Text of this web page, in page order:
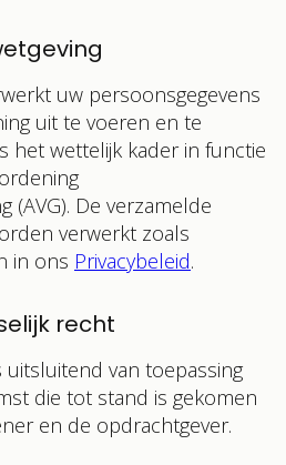
uw persoonsgegevens
uit te voeren en te
het wettelijk kader in functie
(AVG). De verzamelde
verwerkt zoals
in ons Privacybeleid.
recht
uitsluitend van toepassing
die tot stand is gekomen
en de opdrachtgever.